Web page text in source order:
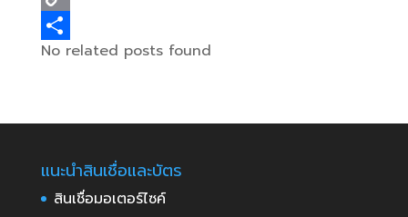
o
o
t
e
d
i
a
t
p
n
I
n
C
o
i
n
S
e
No related posts found
แนะนำสินเชื่อและบัตร
สินเชื่อมอเตอร์ไซค์